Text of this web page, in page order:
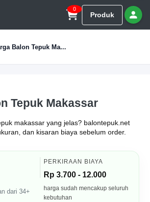
0
Produk
Balon Tepuk Ma...
Tepuk Makassar
makassar yang jelas? balontepuk.net
dan kisaran biaya sebelum order.
dari 34+
PERKIRAAN BIAYA
Rp 3.700 - 12.000
harga sudah mencakup seluruh
kebutuhan